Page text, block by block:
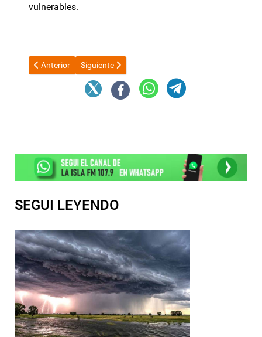
vulnerables.
Artículo anterior: Cambio en el Ministerio de Economía:
Anterior Artículo siguiente: La frase de Milei sobre 2027,
Siguiente
SEGUI LEYENDO